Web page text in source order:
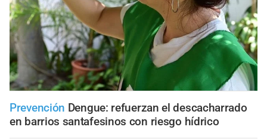
Prevención Dengue: refuerzan el descacharrado
en barrios santafesinos con riesgo hídrico